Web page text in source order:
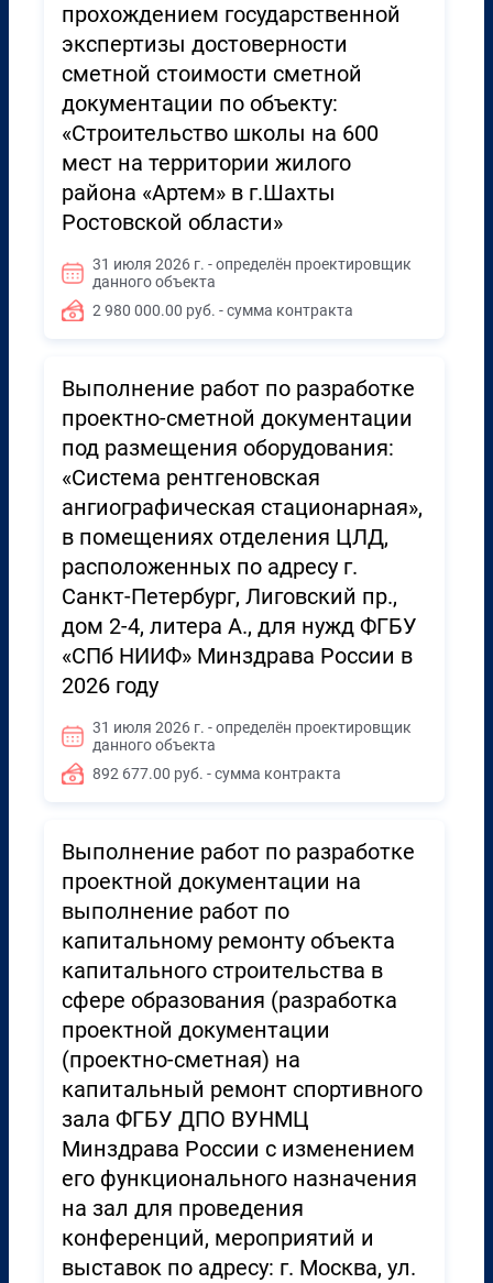
прохождением государственной
экспертизы достоверности
сметной стоимости сметной
документации по объекту:
«Строительство школы на 600
мест на территории жилого
района «Артем» в г.Шахты
Ростовской области»
31 июля 2026 г. - определён проектировщик
данного объекта
2 980 000.00 руб. - сумма контракта
Выполнение работ по разработке
проектно-сметной документации
под размещения оборудования:
«Система рентгеновская
ангиографическая стационарная»,
в помещениях отделения ЦЛД,
расположенных по адресу г.
Санкт-Петербург, Лиговский пр.,
дом 2-4, литера А., для нужд ФГБУ
«СПб НИИФ» Минздрава России в
2026 году
31 июля 2026 г. - определён проектировщик
данного объекта
892 677.00 руб. - сумма контракта
Выполнение работ по разработке
проектной документации на
выполнение работ по
капитальному ремонту объекта
капитального строительства в
сфере образования (разработка
проектной документации
(проектно-сметная) на
капитальный ремонт спортивного
зала ФГБУ ДПО ВУНМЦ
Минздрава России с изменением
его функционального назначения
на зал для проведения
конференций, мероприятий и
выставок по адресу: г. Москва, ул.